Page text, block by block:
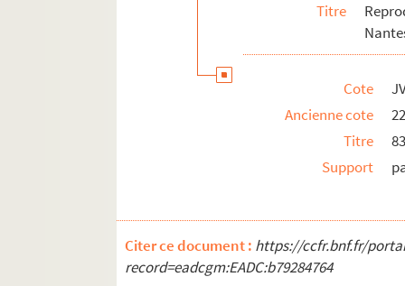
Titre
Cote
Ancienne cote
Titre
Support
Citer ce document : https://ccfr.bnf.fr/
record=eadcgm:EADC:b79284764